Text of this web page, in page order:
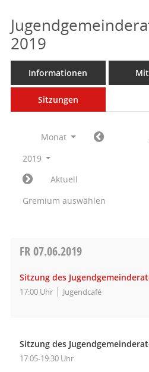
2019
Informationen
Sitzungen
Monat
2019
Aktuell
Gremium auswählen
FR07.06.2019
Sitzung des
17:00 Uhr Jugendcafé
Sitzung des
17:05-19:30 Uhr